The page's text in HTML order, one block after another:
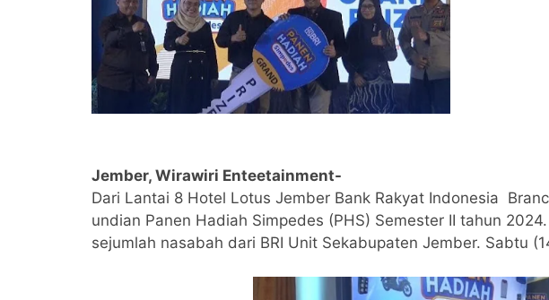
Jember, Wirawiri Enteetainment-
Dari Lantai 8 Hotel Lotus Jember Bank Rakyat Indonesia
undian Panen Hadiah Simpedes (PHS) Semester II tahun
sejumlah nasabah dari BRI Unit Sekabupaten Jember. Sabtu